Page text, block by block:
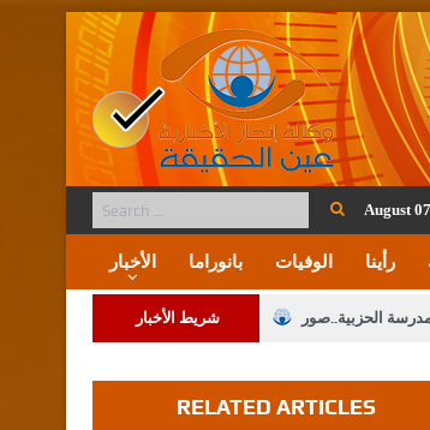
August
الأخبار بانوراما الوفيات رأينا
شريط الأخبار الحزبية..صور
والمسيحية
الملكية العقارية
RELATED ARTICLES